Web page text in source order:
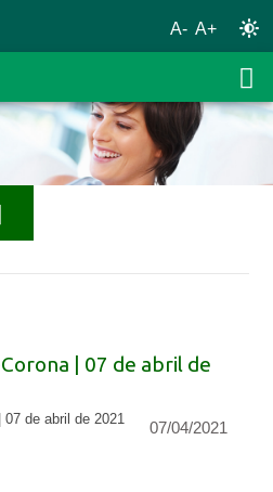
A- A+
| 07 de abril de
07 de abril de 2021 07/04/2021